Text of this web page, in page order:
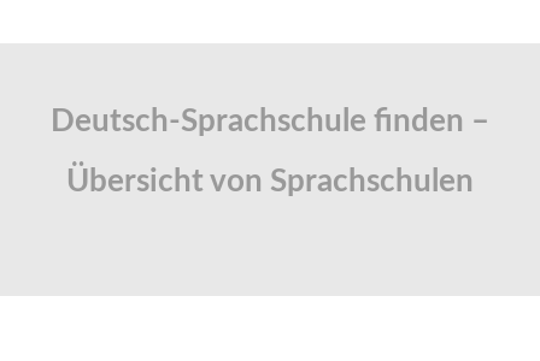
Deutsch-Sprachschule finden –
Übersicht von Sprachschulen